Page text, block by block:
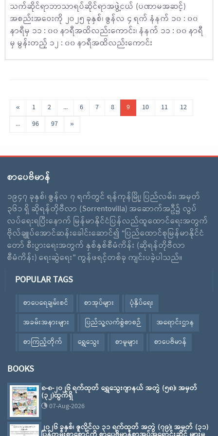
သက်ဆိုင်ရာဘာသာရပ်ဆိုင်ရာအဖွဲ့ငယ် (ပဏာမအဆင့်)
အစည်းအဝေးကို ၂ဝ၂၅ ခုနှစ်၊ ဇွန်လ ၄ ရက် နံနက် ၁၀ : ၀၀
နာရီမှ ၁၁ : ၀၀ နာရီအထိလည်းကောင်း၊ နံနက် ၁၁ : ၀၀ နာရီ
မှ မွန်းတည့် ၁၂ : ၀၀ နာရီအထိလည်းကောင်း
« 1 2 ... 6 7 8 9 10 11
12
...
96 97 »
စာပေဗိမာန်
၁၉၄၇ ခုနှစ်၊ ဇွန်လ ၇ ရက်တွင် ရန်ကုန်မြို့၊ ပြည်လမ်း၊ အမှတ်
၃၆၁ ရှိ ဆိုရန်တိုဗီလာ (Sorrentovilla) အဆောက်အဦ၌ လွပ်
လပ်ရေးရပြီးနောက် မြန်မာနိုင်ငံပြန်လည်ထူထောင်ရေးအတွက်
ဗိုလ်ချူပ်အောင်ဆန်းခေါင်းဆောင်၍ “ပြည်ထောင်စုမြန်မာနိုင်ငံ
တော် စီးပွားရေးအတွက် နှစ်နှစ်စီမံကိန်း (ဆိုရန်တိုဗီလာ
စီမံကိန်း) ရေးဆွဲရေး” ကွန်ဖရင့်တစ်ခု ကျင်းပခဲ့ပါသည်။
POPULAR TAGS
စာပေရေချမ်းစင် စာအုပ်များ
ပုံနှိပ်ရေး
အခမ်းအနားများ
ပြည်သူ့လက်စွဲစာစဉ်
အရောင်းဌာန
စာကြည့်တိုက်
ရွှေသွေး စာမူများ စာပေဗိမာန်
BOOKS
၈-၈-၂၀၂၆ ရက်ထုတ် ရွှေသွေးဂျာနယ် အတွဲ (၅၈)၊ အမှတ်
(၃၂)ထွက်ရှိ
07-Aug-2026
၂၀၂၆ ခုနှစ်၊ ဇူလိုင်လ ၃၁ ရက်ထုတ် အတွဲ (၇၉)၊ အမှတ် (၃၁)